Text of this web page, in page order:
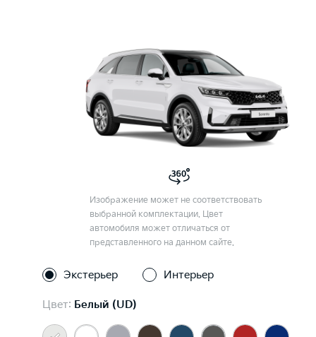
Изображение может не соответствовать
выбранной комплектации. Цвет
автомобиля может отличаться от
представленного на данном сайте.
Экстерьер Интерьер
Цвет: Белый (UD)